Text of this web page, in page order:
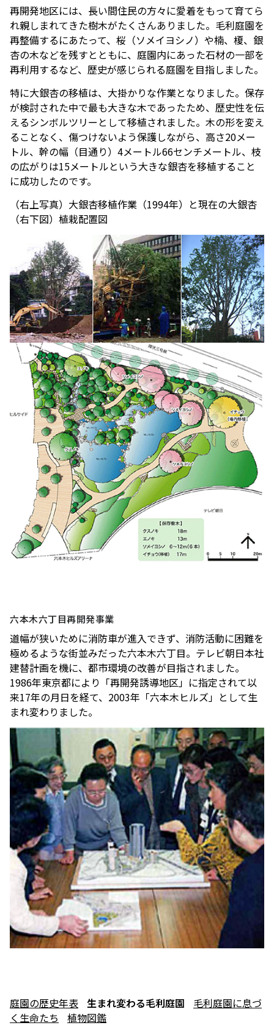
ミニオンズ＆モンスターズ
2026年8月7日（金） 公開
劇場版『TOKYO MER～走る
緊急救命室～CAPITAL
CRISIS』
2026年8月21日（金） 公開
映画クレヨンしんちゃん
奇々怪々！オラの妖怪バケ～
ション
2026年7月31日（金） 公開
チケット(半券)優待サービス
2026年7月1日（水）～9月30日（水）
グランド ハイアット 東京
イタリアン “メレ
ンダ” アフタヌー
ンティー セット
2026年6月1日
（月）～8月31日
（月）
グランド ハイア
ット 東京
涼やかなサマーベ
リーヌ（グラスス
2026年6月16日
（火）～9月15日
（火）
グランド ハイア
ット 東京
ポケモン30周年
を祝う夏の冒険へ
～宿泊・レストラ
ン・テイクアウト
2026年6月20日
（土）～8月31日
（月）
グランド ハイア
ット 東京
【国産牛の豪華無
料試食をアート空
間で優雅に体験】
通年
ット 東京
再開発地区には、長い間住民の方々に愛着をもって育てら
れ親しまれてきた樹木がたくさんありました。毛利庭園を
再整備するにあたって、桜（ソメイヨシノ）や楠、榎、銀
杏の木などを残すとともに、庭園内にあった石材の一部を
再利用するなど、歴史が感じられる庭園を目指しました。
特に大銀杏の移植は、大掛かりな作業となりました。保存
が検討された中で最も大きな木であったため、歴史性を伝
えるシンボルツリーとして移植されました。木の形を変え
ることなく、傷つけないよう保護しながら、高さ20メー
トル、幹の幅（目通り）4メートル66センチメートル、枝
の広がりは15メートルという大きな銀杏を移植すること
に成功したのです。
（右上写真）大銀杏移植作業（1994年）と現在の大銀杏
（右下図）植栽配置図
六本木六丁目再開発事業
道幅が狭いために消防車が進入できず、消防活動に困難を
極めるような街並みだった六本木六丁目。テレビ朝日本社
建替計画を機に、都市環境の改善が目指されました。
1986年東京都により「再開発誘導地区」に指定されて以
来17年の月日を経て、2003年「六本木ヒルズ」として生
まれ変わりました。
庭園の歴史年表 生まれ変わる毛利庭園
毛利庭園に息づ
く生命たち
植物図鑑